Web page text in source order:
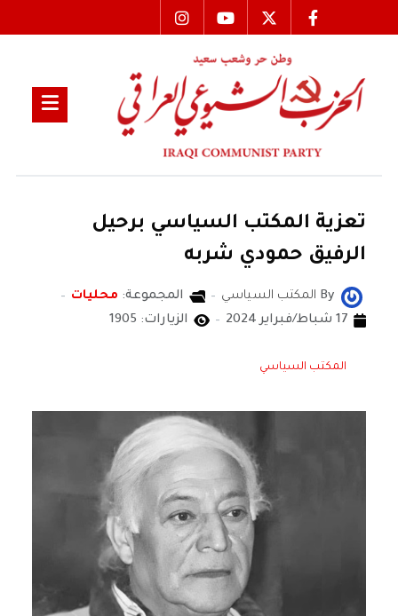
تعزية المكتب السياسي برحيل
الرفيق حمودي شربه
By المكتب السياسي المجموعة: محليات
17 شباط/فبراير 2024
الزيارات: 1905
المكتب السياسي